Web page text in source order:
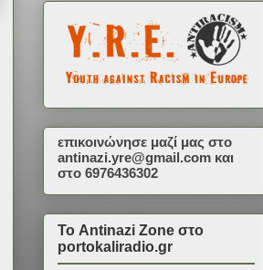
επικοινώνησε μαζί μας στο
antinazi.yre@gmail.com και
στο 6976436302
Το Antinazi Zone στο
portokaliradio.gr